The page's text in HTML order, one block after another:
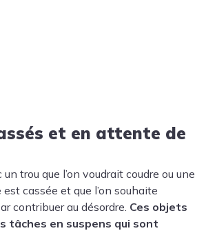
et en attente de
trou que l’on voudrait coudre ou une
cassée et que l’on souhaite
contribuer au désordre. Ces objets
tâches en suspens qui sont